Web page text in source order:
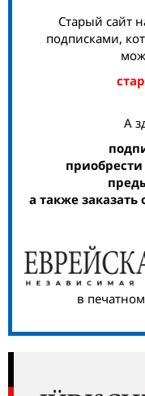
Старый сайт
подписками,
А
а также
в